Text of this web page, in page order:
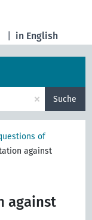
in English
× Suche
of
against
against